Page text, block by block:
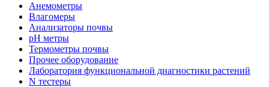
Анемометры
Влагомеры
Анализаторы почвы
pH метры
Термометры почвы
Прочее оборудование
Лаборатория функциональной диагностики растений
N тестеры